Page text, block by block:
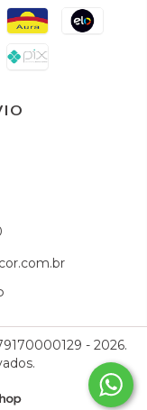
- 2026.